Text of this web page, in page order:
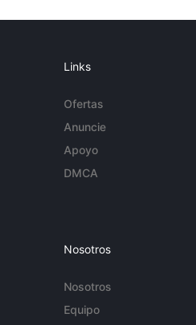
Links
Ofertas
Anuncie
Apoyo
DMCA
Nosotros
Nosotros
Equipo